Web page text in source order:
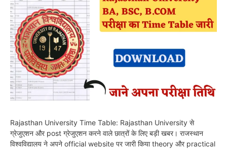
Rajasthan University Time Table: Rajasthan University से
ग्रेजुएशन और post ग्रेजुएशन करने वाले छात्रों के लिए बड़ी खबर। राजस्थान
विश्वविद्यालय ने अपने official website पर जारी किया theory और practical